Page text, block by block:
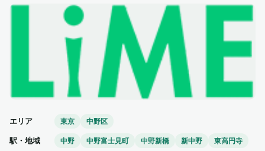
エリア 東京 中野区
駅・地域 中野 中野富士見町 中野新橋 新中野 東高円寺